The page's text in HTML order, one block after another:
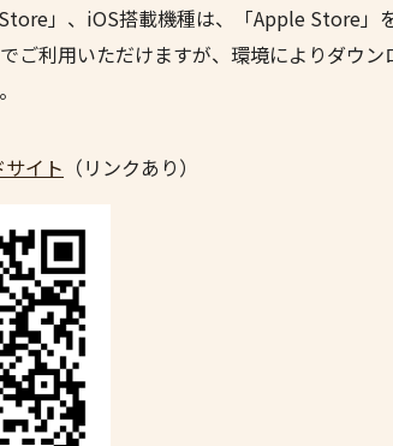
」、iOS搭載機種は、「Apple Store」
ご利用いただけますが、環境によりダウン
イト （リンクあり）